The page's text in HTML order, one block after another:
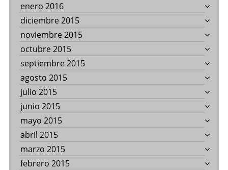
enero 2016
diciembre 2015
noviembre 2015
octubre 2015
septiembre 2015
agosto 2015
julio 2015
junio 2015
mayo 2015
abril 2015
marzo 2015
febrero 2015